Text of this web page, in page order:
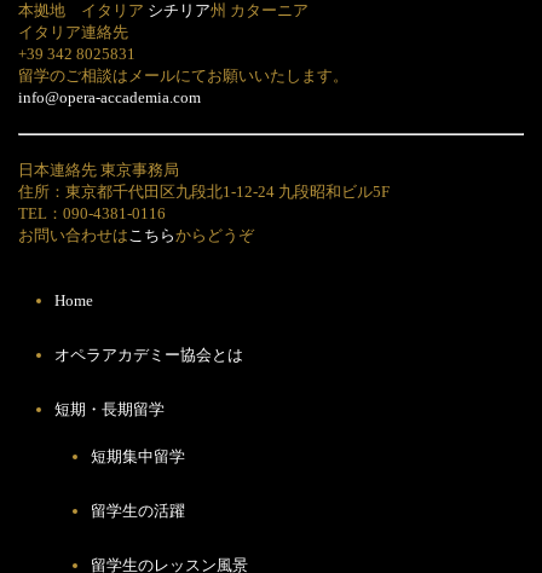
本拠地 イタリア シチリア州 カターニア
イタリア連絡先
+39 342 8025831
留学のご相談はメールにてお願いいたします。
info@opera-accademia.com
日本連絡先 東京事務局
住所：東京都千代田区九段北1-12-24 九段昭和ビル5F
TEL：090-4381-0116
お問い合わせはこちらからどうぞ
Home
オペラアカデミー協会とは
短期・長期留学
短期集中留学
留学生の活躍
留学生のレッスン風景